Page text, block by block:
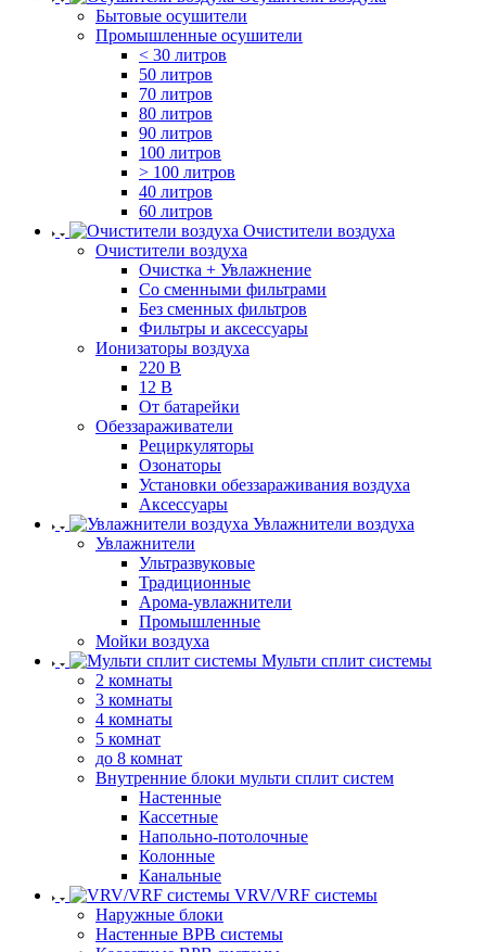
Бытовые осушители
Промышленные осушители
< 30 литров
50 литров
70 литров
80 литров
90 литров
100 литров
> 100 литров
40 литров
60 литров
Очистители воздуха
Очистители воздуха
Очистка + Увлажнение
Cо сменными фильтрами
Без сменных фильтров
Фильтры и аксессуары
Ионизаторы воздуха
220 В
12 В
От батарейки
Обеззараживатели
Рециркуляторы
Озонаторы
Установки обеззараживания воздуха
Аксессуары
Увлажнители воздуха
Увлажнители
Ультразвуковые
Традиционные
Арома-увлажнители
Промышленные
Мойки воздуха
Мульти сплит системы
2 комнаты
3 комнаты
4 комнаты
5 комнат
до 8 комнат
Внутренние блоки мульти сплит систем
Настенные
Кассетные
Напольно-потолочные
Колонные
Канальные
VRV/VRF системы
Наружные блоки
Настенные ВРВ системы